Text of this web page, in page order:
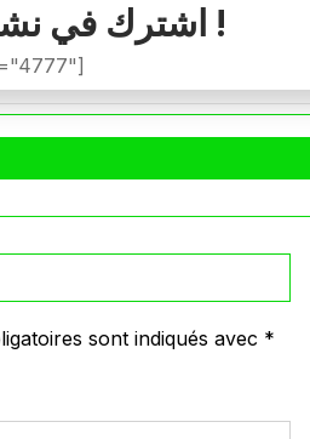
أولمبيك أقبو يندد بالتحكيم
ويطالب بفتح تحقيق عاجل في
تجاوزات أثّرت على نتائج
الفريق
Avril 29, 2026
sont indiqués avec *
اشترك في نشرتنا الإخبارية !